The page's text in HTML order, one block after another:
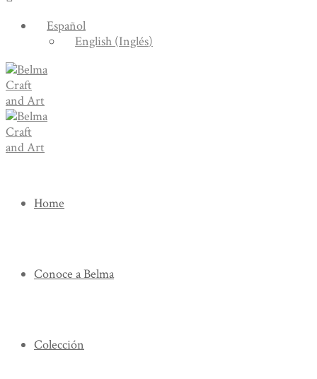
Español
English (Inglés)
Home
Conoce a Belma
Colección